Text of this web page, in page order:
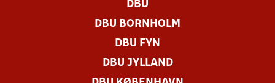
DBU
DBU BORNHOLM
DBU FYN
DBU JYLLAND